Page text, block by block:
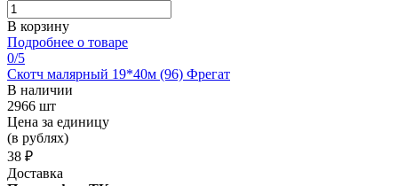
В корзину
Подробнее о товаре
0/5
Скотч малярный 19*40м (96) Фрегат
В наличии
2966 шт
Цена за единицу
(в рублях)
38 ₽
Доставка